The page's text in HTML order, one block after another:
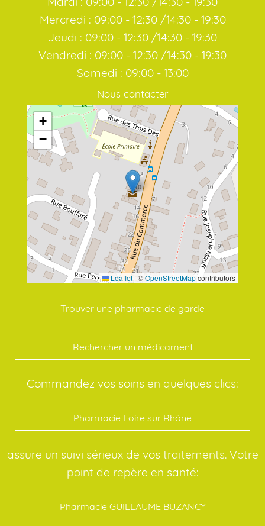
+
−
Leaflet | ©OpenStreetMapcontributors
Trouver une pharmacie de garde
Rechercher un médicament
Commandez vos soins en quelques clics:
Pharmacie Loire sur Rhône
assure un suivi sérieux de vos traitements. Votre
point de repère en santé:
Pharmacie GUILLAUME BUZANCY
Mercredi : 09:00 - 12:30 /14:30 - 19:30
Jeudi : 09:00 - 12:30 /14:30 - 19:30
Vendredi : 09:00 - 12:30 /14:30 - 19:30
Samedi : 09:00 - 13:00
Nous contacter